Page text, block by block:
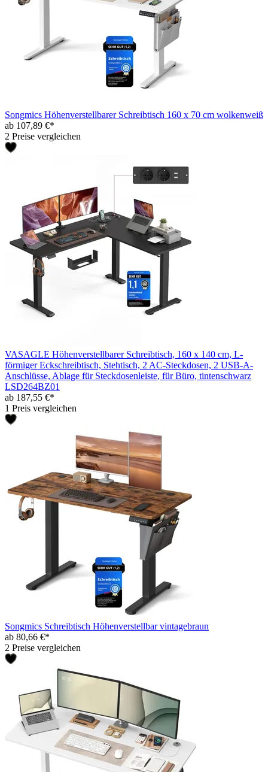
Songmics Höhenverstellbarer Schreibtisch 160 x 70 cm wolkenweiß
ab 107,89 €*
2 Preise vergleichen
VASAGLE Höhenverstellbarer Schreibtisch, 160 x 140 cm, L-
förmiger Eckschreibtisch, Stehtisch, 2 AC-Steckdosen, 2 USB-A-
Anschlüsse, Ablage für Steckdosenleiste, für Büro, tintenschwarz
LSD264BZ01
ab 187,55 €*
1 Preis vergleichen
Songmics Schreibtisch Höhenverstellbar vintagebraun
ab 80,66 €*
2 Preise vergleichen